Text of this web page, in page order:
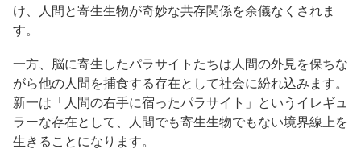
け、人間と寄生生物が奇妙な共存関係を余儀なくされま
す。
一方、脳に寄生したパラサイトたちは人間の外見を保ちな
がら他の人間を捕食する存在として社会に紛れ込みます。
新一は「人間の右手に宿ったパラサイト」というイレギュ
ラーな存在として、人間でも寄生生物でもない境界線上を
生きることになります。